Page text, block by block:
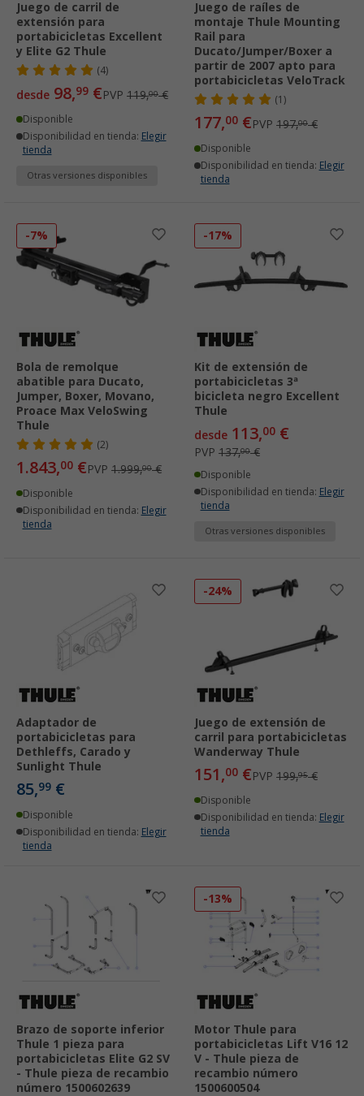
Juego de carril de
extensión para
portabicicletas Excellent
y Elite G2 Thule
(4)
desde 98,99 €PVP 119,00€
Disponible
Disponibilidad en tienda: Elegir
tienda
Otras versiones disponibles
Juego de raíles de
montaje Thule Mounting
Rail para
Ducato/Jumper/Boxer a
partir de 2007 apto para
portabicicletas VeloTrack
(1)
177,00 €PVP 197,00€
Disponible
Disponibilidad en tienda: Elegir
tienda
-7%
Bola de remolque
abatible para Ducato,
Jumper, Boxer, Movano,
Proace Max VeloSwing
Thule
(2)
1.843,00 €PVP 1.999,00€
Disponible
Disponibilidad en tienda: Elegir
tienda
-17%
Kit de extensión de
portabicicletas 3ª
bicicleta negro Excellent
Thule
desde 113,00 €
PVP 137,00€
Disponible
Disponibilidad en tienda: Elegir
tienda
Otras versiones disponibles
Adaptador de
portabicicletas para
Dethleffs, Carado y
Sunlight Thule
85,99 €
Disponible
Disponibilidad en tienda: Elegir
tienda
-24%
Juego de extensión de
carril para portabicicletas
Wanderway Thule
151,00 €PVP 199,95€
Disponible
Disponibilidad en tienda: Elegir
tienda
Brazo de soporte inferior
Thule 1 pieza para
portabicicletas Elite G2 SV
- Thule pieza de recambio
número 1500602639
-13%
Motor Thule para
portabicicletas Lift V16 12
V - Thule pieza de
recambio número
1500600504